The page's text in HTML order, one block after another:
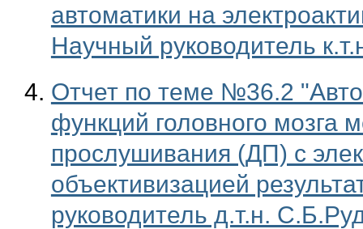
автоматики на
Научный руководитель
Отчет по теме №36.2
функций головного мозга
прослушивания (ДП) с
объективизацией
руководитель д.т.н.